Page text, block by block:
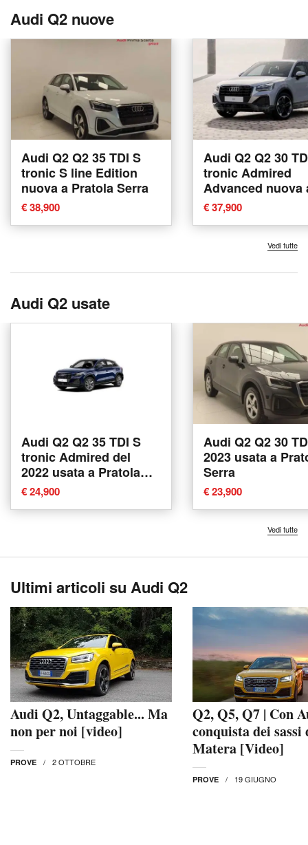
Audi Q2 nuove
Audi Q2 Q2 35 TDI S
tronic S line Edition
nuova a Pratola Serra
€ 38,900
Audi Q2 Q2 30
tronic Admired
Advanced nuova
Padova
€ 37,900
Vedi tutte
Audi Q2 usate
Audi Q2 Q2 35 TDI S
tronic Admired del
2022 usata a Pratola
Serra
€ 24,900
Audi Q2 Q2 30
2023 usata a
Serra
€ 23,900
Vedi tutte
Ultimi articoli su Audi Q2
Audi Q2, Untaggable... Ma
non per noi [video]
PROVE 2 OTTOBRE
Q2, Q5, Q7 | Con
conquista dei sassi
Matera [Video]
PROVE 19 GIUGNO